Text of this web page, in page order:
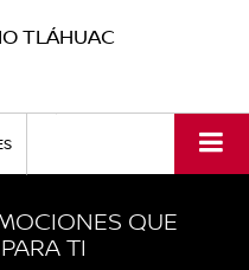
TLÁHUAC
QUE
TI